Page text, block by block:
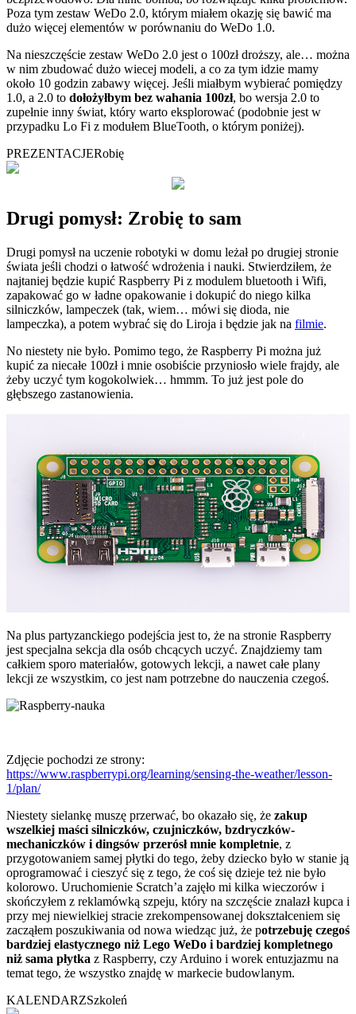
Poza tym zestaw WeDo 2.0, którym miałem okazję się bawić ma
dużo więcej elementów w porównaniu do WeDo 1.0.
Na nieszczęście zestaw WeDo 2.0 jest o 100zł droższy, ale… można
w nim zbudować dużo wiecej modeli, a co za tym idzie mamy
około 10 godzin zabawy więcej. Jeśli miałbym wybierać pomiędzy
1.0, a 2.0 to dołożyłbym bez wahania 100zł, bo wersja 2.0 to
zupełnie inny świat, który warto eksplorować (podobnie jest w
przypadku Lo Fi z modułem BlueTooth, o którym poniżej).
PREZENTACJERobię
Drugi pomysł: Zrobię to sam
Drugi pomysł na uczenie robotyki w domu leżał po drugiej stronie
świata jeśli chodzi o łatwość wdrożenia i nauki. Stwierdziłem, że
najtaniej będzie kupić Raspberry Pi z modulem bluetooth i Wifi,
zapakować go w ładne opakowanie i dokupić do niego kilka
silniczków, lampeczek (tak, wiem… mówi się dioda, nie
lampeczka), a potem wybrać się do Liroja i będzie jak na filmie.
No niestety nie było. Pomimo tego, że Raspberry Pi można już
kupić za niecałe 100zł i mnie osobiście przyniosło wiele frajdy, ale
żeby uczyć tym kogokolwiek… hmmm. To już jest pole do
głębszego zastanowienia.
Na plus partyzanckiego podejścia jest to, że na stronie Raspberry
jest specjalna sekcja dla osób chcących uczyć. Znajdziemy tam
całkiem sporo materiałów, gotowych lekcji, a nawet całe plany
lekcji ze wszystkim, co jest nam potrzebne do nauczenia czegoś.
Zdjęcie pochodzi ze strony:
https://www.raspberrypi.org/learning/sensing-the-weather/lesson-
1/plan/
Niestety sielankę muszę przerwać, bo okazało się, że zakup
wszelkiej maści silniczków, czujniczków, bzdryczków-
mechaniczków i dingsów przerósł mnie kompletnie, z
przygotowaniem samej płytki do tego, żeby dziecko było w stanie ją
oprogramować i cieszyć się z tego, że coś się dzieje też nie było
kolorowo. Uruchomienie Scratch’a zajęło mi kilka wieczorów i
skończyłem z reklamówką szpeju, który na szczęście znalazł kupca i
przy mej niewielkiej stracie zrekompensowanej dokształceniem się
zacząłem poszukiwania od nowa wiedząc już, że potrzebuję czegoś
bardziej elastycznego niż Lego WeDo i bardziej kompletnego
niż sama płytka z Raspberry, czy Arduino i worek entuzjazmu na
temat tego, że wszystko znajdę w markecie budowlanym.
KALENDARZSzkoleń